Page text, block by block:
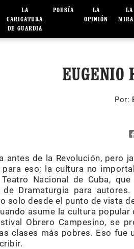
LA
CARICATURA
DE GUARDIA
POESÍA
LA
OPINIÓN
LA
EUGENIO
Por:
antes de la Revolución, pero
eso; la cultura no
Nacional de Cuba,
de Dramaturgia para
solo desde el punto de vista
asume la cultura
Obrero Campesino, se
clases más pobres. Eso fue